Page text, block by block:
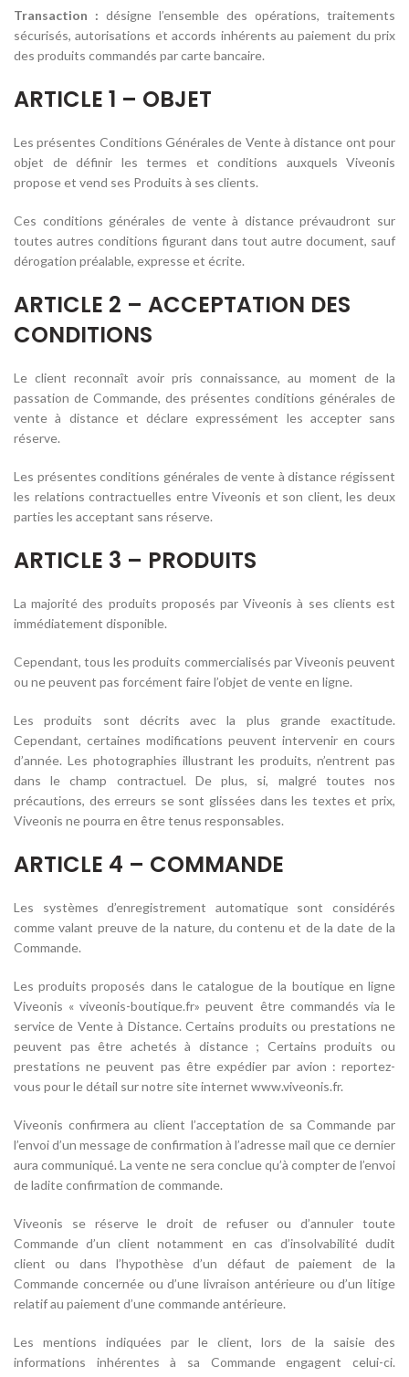
Transaction : désigne l’ensemble des opérations, traitements
sécurisés, autorisations et accords inhérents au paiement du prix
des produits commandés par carte bancaire.
ARTICLE 1 – OBJET
Les présentes Conditions Générales de Vente à distance ont pour
objet de définir les termes et conditions auxquels Viveonis
propose et vend ses Produits à ses clients.
Ces conditions générales de vente à distance prévaudront sur
toutes autres conditions figurant dans tout autre document, sauf
dérogation préalable, expresse et écrite.
ARTICLE 2 – ACCEPTATION DES
CONDITIONS
Le client reconnaît avoir pris connaissance, au moment de la
passation de Commande, des présentes conditions générales de
vente à distance et déclare expressément les accepter sans
réserve.
Les présentes conditions générales de vente à distance régissent
les relations contractuelles entre Viveonis et son client, les deux
parties les acceptant sans réserve.
ARTICLE 3 – PRODUITS
La majorité des produits proposés par Viveonis à ses clients est
immédiatement disponible.
Cependant, tous les produits commercialisés par Viveonis peuvent
ou ne peuvent pas forcément faire l’objet de vente en ligne.
Les produits sont décrits avec la plus grande exactitude.
Cependant, certaines modifications peuvent intervenir en cours
d’année. Les photographies illustrant les produits, n’entrent pas
dans le champ contractuel. De plus, si, malgré toutes nos
précautions, des erreurs se sont glissées dans les textes et prix,
Viveonis ne pourra en être tenus responsables.
ARTICLE 4 – COMMANDE
Les systèmes d’enregistrement automatique sont considérés
comme valant preuve de la nature, du contenu et de la date de la
Commande.
Les produits proposés dans le catalogue de la boutique en ligne
Viveonis « viveonis-boutique.fr» peuvent être commandés via le
service de Vente à Distance. Certains produits ou prestations ne
peuvent pas être achetés à distance ; Certains produits ou
prestations ne peuvent pas être expédier par avion : reportez-
vous pour le détail sur notre site internet www.viveonis.fr.
Viveonis confirmera au client l’acceptation de sa Commande par
l’envoi d’un message de confirmation à l’adresse mail que ce dernier
aura communiqué. La vente ne sera conclue qu’à compter de l’envoi
de ladite confirmation de commande.
Viveonis se réserve le droit de refuser ou d’annuler toute
Commande d’un client notamment en cas d’insolvabilité dudit
client ou dans l’hypothèse d’un défaut de paiement de la
Commande concernée ou d’une livraison antérieure ou d’un litige
relatif au paiement d’une commande antérieure.
Les mentions indiquées par le client, lors de la saisie des
informations inhérentes à sa Commande engagent celui-ci.